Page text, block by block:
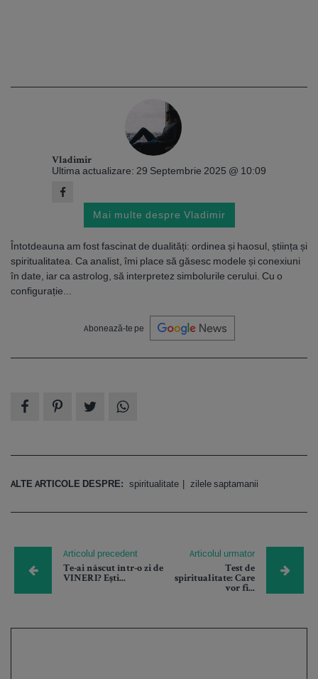
Vladimir
Ultima actualizare: 29 Septembrie 2025 @ 10:09
Mai multe despre Vladimir
Întotdeauna am fost fascinat de dualități: ordinea și haosul, știința și
spiritualitatea. Ca analist, îmi place să găsesc modele și conexiuni
în date, iar ca astrolog, să interpretez simbolurile cerului. Cu o
configurație...
Abonează-te pe
ALTE ARTICOLE DESPRE: spiritualitate zilele saptamanii
Articolul precedent
Te-ai născut într-o zi de
VINERI? Ești...
Articolul urmator
Test de
spiritualitate: Care
vor fi...